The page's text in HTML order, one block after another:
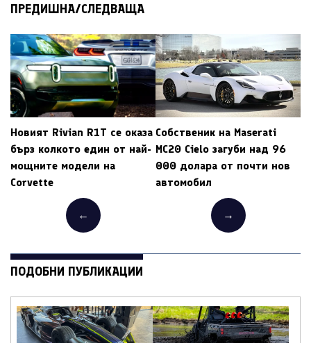
ПРЕДИШНА/СЛЕДВАЩА
Новият Rivian R1T се оказа
бърз колкото един от най-
мощните модели на
Corvette
←
Собственик на Maserati
MC20 Cielo загуби над 96
000 долара от почти нов
автомобил
→
ПОДОБНИ ПУБЛИКАЦИИ